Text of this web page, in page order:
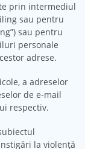
prin intermediul
sau pentru
sau pentru
personale
adrese.
a adreselor
de e-mail
respectiv.
la violenţă